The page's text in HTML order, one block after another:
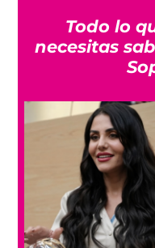
Todo lo
necesitas